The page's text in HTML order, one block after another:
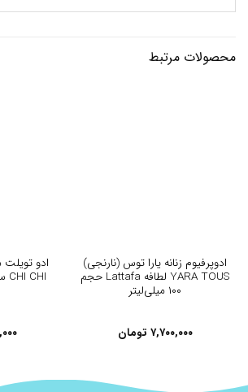
محصولات مرتبط
ادوپرفیوم زنانه یارا توس (نارنجی)
YARA TOUS لطافه Lattafa حجم
۱۰۰ میلی‌لیتر
۷,۷۰۰,۰۰۰ تومان
ادو